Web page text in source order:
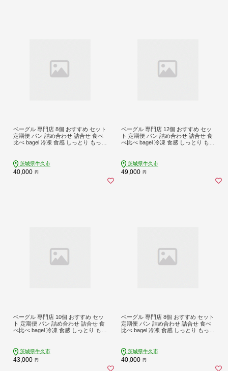
ベーグル 専門店 8個 おすすめ セット
定期便 パン 詰め合わせ 詰合せ 食べ
比べ bagel 冷凍 食感 しっとり もっち
】《 種類おまかせ 》
茨城県牛久市
40,000 円
ベーグル 専門店 12個 おすすめ セッ
ト 定期便 パン 詰め合わせ 詰合せ 食
べ比べ bagel 冷凍 食感 しっとり もっ
便】《 種類おまかせ 》
茨城県牛久市
49,000 円
ベーグル 専門店 10個 おすすめ セッ
ト 定期便 パン 詰め合わせ 詰合せ 食
べ比べ bagel 冷凍 食感 しっとり もっ
】《 種類おまかせ 》
茨城県牛久市
43,000 円
ベーグル 専門店 8個 おすすめ セット
定期便 パン 詰め合わせ 詰合せ 食べ
比べ bagel 冷凍 食感 しっとり もっち
《 種類おまかせ 》
茨城県牛久市
40,000 円